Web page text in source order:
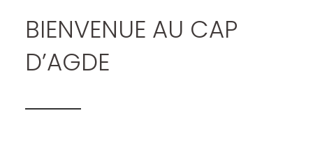
BIENVENUE AU CAP
D’AGDE